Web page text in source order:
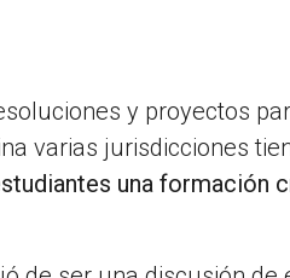
y proyectos
varias jurisdicciones
una formación